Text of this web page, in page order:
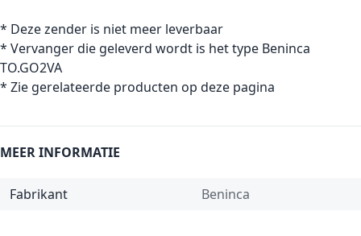
* Deze zender is niet meer leverbaar
* Vervanger die geleverd wordt is het type Beninca
TO.GO2VA
* Zie gerelateerde producten op deze pagina
MEER INFORMATIE
Fabrikant Beninca